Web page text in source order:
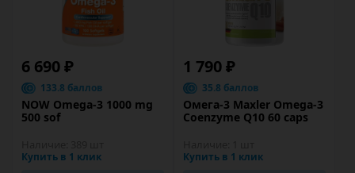
6 690 ₽
133.8 баллов
NOW Omega-3 1000 mg
500 sof
Купить в 1 клик
1 790 ₽
35.8 баллов
Омега-3 Maxler Omega-3
Coenzyme Q10 60 caps
Купить в 1 клик